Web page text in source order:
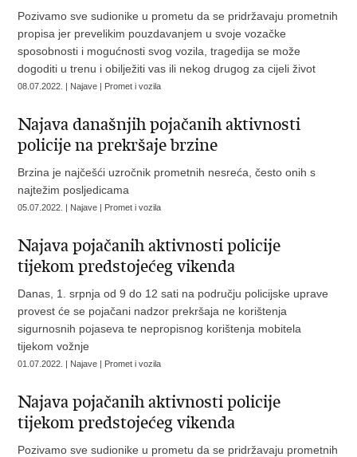
Pozivamo sve sudionike u prometu da se pridržavaju prometnih
propisa jer prevelikim pouzdavanjem u svoje vozačke
sposobnosti i mogućnosti svog vozila, tragedija se može
dogoditi u trenu i obilježiti vas ili nekog drugog za cijeli život
08.07.2022. | Najave | Promet i vozila
Najava današnjih pojačanih aktivnosti
policije na prekršaje brzine
Brzina je najčešći uzročnik prometnih nesreća, često onih s
najtežim posljedicama
05.07.2022. | Najave | Promet i vozila
Najava pojačanih aktivnosti policije
tijekom predstojećeg vikenda
Danas, 1. srpnja od 9 do 12 sati na području policijske uprave
provest će se pojačani nadzor prekršaja ne korištenja
sigurnosnih pojaseva te nepropisnog korištenja mobitela
tijekom vožnje
01.07.2022. | Najave | Promet i vozila
Najava pojačanih aktivnosti policije
tijekom predstojećeg vikenda
Pozivamo sve sudionike u prometu da se pridržavaju prometnih